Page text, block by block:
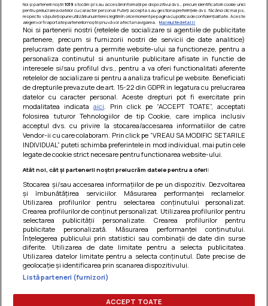
Barcute din vinete cu arpagic rosu
Un deliciu usor de preparat!
Termeni si conditii |
confidentialitate|Gestionați preferințele
Noi și partenerii noștri 1019stocăm și/sau accesăm informații pe dispozitivul dvs., precum identificatorii cookie unici
pentru prelucrarea datelor cu caracter personal. Puteți accepta sau gestiona preferințele dvs. făcând clic mai jos,
respectiv vă puteți opune utilizării unui interes legitim în orice moment pe pagina cu politica de confidențialitate. Aceste
alegeri vor fi raportate partenerilor noștri și nu vă vor afecta navigarea.
Mai multe detalii
Noi si partenerii nostri (retelele de socializare si agentiile de publicitate
partenere, precum si furnizorii nostri de servicii de date analitice)
prelucram date pentru a permite website-ului sa functioneze, pentru a
personaliza continutul si anunturile publicitare afisate in functie de
interesele si/sau profilul dvs., pentru a va oferi functionalitati aferente
retelelor de socializare si pentru a analiza traficul pe website. Beneficiati
de drepturile prevazute de art. 15-22 din GDPR in legatura cu prelucrarea
datelor cu caracter personal. Aceste drepturi pot fi exercitate prin
modalitatea indicataaici . Prin click pe “ACCEPT TOATE”, acceptati
folosirea tuturor Tehnologiilor de tip Cookie, care implica inclusiv
acceptul dvs. cu privire la stocarea/accesarea informatiilor de catre
Vendor-ii cu care colaboram. Prin click pe “VREAU SA MODIFIC SETARILE
INDIVIDUAL” puteti schimba preferintele in mod individual, mai putin cele
legate de cookie strict necesare pentru functionarea website-ului.
Atât noi, cât și partenerii noștri prelucrăm datele pentru a oferi:
Stocarea și/sau accesarea informațiilor de pe un dispozitiv. Dezvoltarea
și îmbunătățirea serviciilor. Măsurarea performanței reclamelor.
Utilizarea profilurilor pentru selectarea conținutului personalizat.
Crearea profilurilor de conținut personalizat. Utilizarea profilurilor pentru
selectarea publicității personalizate. Crearea profilurilor pentru
publicitate personalizată. Măsurarea performanței conținutului.
Înțelegerea publicului prin statistici sau combinații de date din surse
diferite. Utilizarea de date limitate pentru a selecta publicitatea.
Utilizarea datelor limitate pentru a selecta conținutul. Date precise de
geolocație și identificarea prin scanarea dispozitivului.
Listă parteneri (furnizori)
ACCEPT TOATE